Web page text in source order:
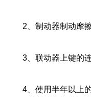
2、制动器制动摩擦
3、联动器上键的连
4、使用半年以上的